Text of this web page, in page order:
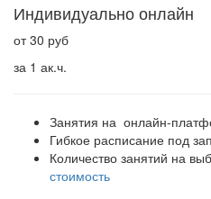
Индивидуально онлайн
от 30 руб
за 1 ак.ч.
Занятия на онлайн-
Гибкое расписание под
Количество занятий на
стоимость